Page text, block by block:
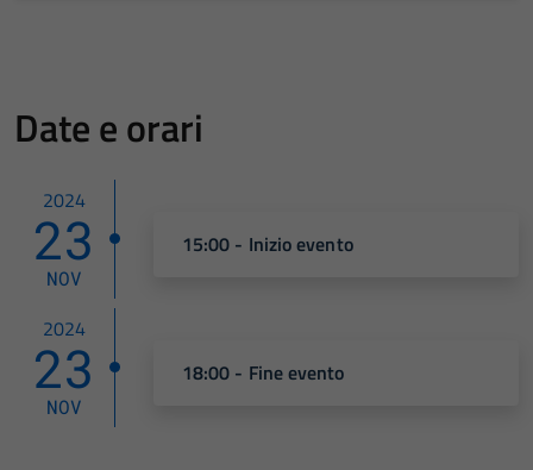
Date e orari
2024
23
NOV
15:00 - Inizio evento
2024
23
NOV
18:00 - Fine evento